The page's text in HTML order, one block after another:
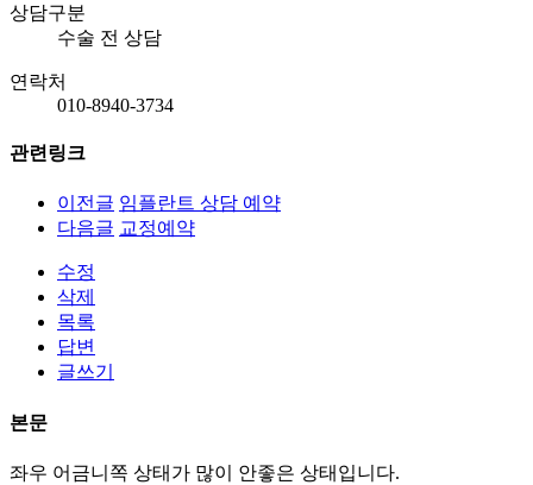
상담구분
수술 전 상담
연락처
010-8940-3734
관련링크
이전글 임플란트 상담 예약
다음글 교정예약
수정
삭제
목록
답변
글쓰기
본문
좌우 어금니쪽 상태가 많이 안좋은 상태입니다.